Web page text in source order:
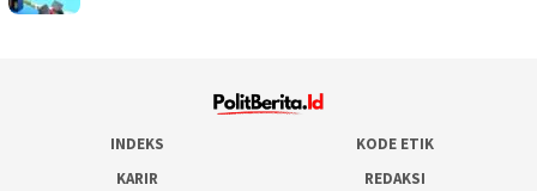
INDEKS
KODE ETIK
KARIR
REDAKSI